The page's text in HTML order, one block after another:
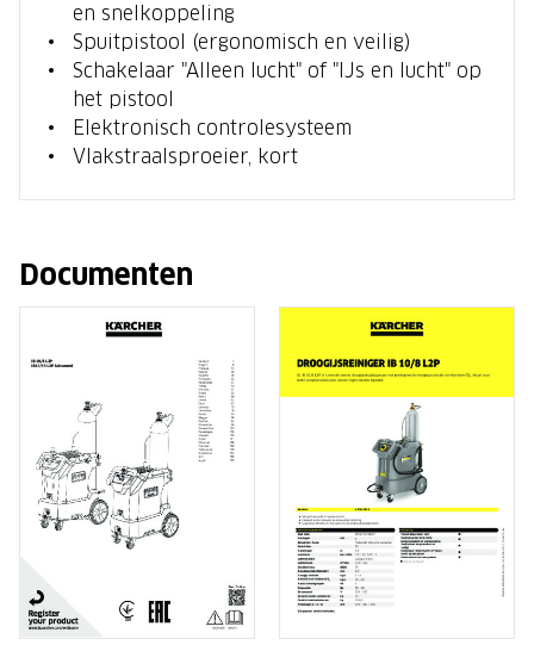
en snelkoppeling
Spuitpistool (ergonomisch en veilig)
Schakelaar "Alleen lucht" of "IJs en lucht" op
het pistool
Elektronisch controlesysteem
Vlakstraalsproeier, kort
Documenten